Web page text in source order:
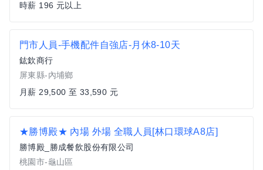
時薪 196 元以上
門市人員-手機配件自強店-月休8-10天
鈜欽商行
屏東縣-內埔鄉
月薪 29,500 至 33,590 元
★勝博殿★ 內場 外場 全職人員[林口環球A8店]
勝博殿_勝成餐飲股份有限公司
桃園市-龜山區